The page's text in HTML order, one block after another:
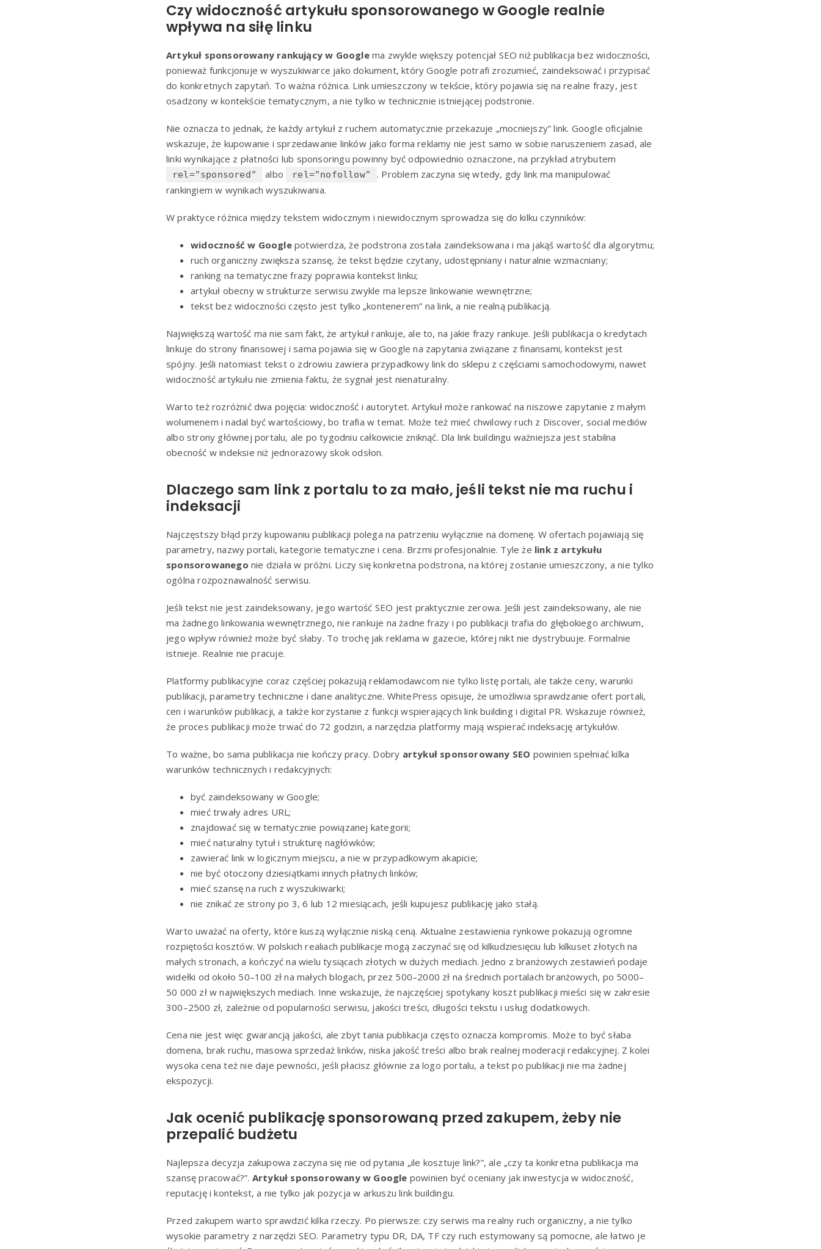
Czy widoczność artykułu sponsorowanego w Google realnie
wpływa na siłę linku
Artykuł sponsorowany rankujący w Googlema zwykle większy potencjał SEO niż publikacja bez widoczności,
ponieważ funkcjonuje w wyszukiwarce jako dokument, który Google potrafi zrozumieć, zaindeksować i przypisać
do konkretnych zapytań. To ważna różnica. Link umieszczony w tekście, który pojawia się na realne frazy, jest
osadzony w kontekście tematycznym, a nie tylko w technicznie istniejącej podstronie.
Nie oznacza to jednak, że każdy artykuł z ruchem automatycznie przekazuje „mocniejszy” link. Google oficjalnie
wskazuje, że kupowanie i sprzedawanie linków jako forma reklamy nie jest samo w sobie naruszeniem zasad, ale
linki wynikające z płatności lub sponsoringu powinny być odpowiednio oznaczone, na przykład atrybutem
rel="sponsored" albo rel="nofollow"
. Problem zaczyna się wtedy, gdy link ma manipulować
rankingiem w wynikach wyszukiwania.
W praktyce różnica między tekstem widocznym i niewidocznym sprowadza się do kilku czynników:
widoczność w Googlepotwierdza, że podstrona została zaindeksowana i ma jakąś wartość dla algorytmu;
ruch organiczny zwiększa szansę, że tekst będzie czytany, udostępniany i naturalnie wzmacniany;
ranking na tematyczne frazy poprawia kontekst linku;
artykuł obecny w strukturze serwisu zwykle ma lepsze linkowanie wewnętrzne;
tekst bez widoczności często jest tylko „kontenerem” na link, a nie realną publikacją.
Największą wartość ma nie sam fakt, że artykuł rankuje, ale to, na jakie frazy rankuje. Jeśli publikacja o kredytach
linkuje do strony finansowej i sama pojawia się w Google na zapytania związane z finansami, kontekst jest
spójny. Jeśli natomiast tekst o zdrowiu zawiera przypadkowy link do sklepu z częściami samochodowymi, nawet
widoczność artykułu nie zmienia faktu, że sygnał jest nienaturalny.
Warto też rozróżnić dwa pojęcia: widoczność i autorytet. Artykuł może rankować na niszowe zapytanie z małym
wolumenem i nadal być wartościowy, bo trafia w temat. Może też mieć chwilowy ruch z Discover, social mediów
albo strony głównej portalu, ale po tygodniu całkowicie zniknąć. Dla link buildingu ważniejsza jest stabilna
obecność w indeksie niż jednorazowy skok odsłon.
Dlaczego sam link z portalu to za mało, jeśli tekst nie ma ruchu i
indeksacji
Najczęstszy błąd przy kupowaniu publikacji polega na patrzeniu wyłącznie na domenę. W ofertach pojawiają się
parametry, nazwy portali, kategorie tematyczne i cena. Brzmi profesjonalnie. Tyle że link z artykułu
sponsorowanego nie działa w próżni. Liczy się konkretna podstrona, na której zostanie umieszczony, a nie tylko
ogólna rozpoznawalność serwisu.
Jeśli tekst nie jest zaindeksowany, jego wartość SEO jest praktycznie zerowa. Jeśli jest zaindeksowany, ale nie
ma żadnego linkowania wewnętrznego, nie rankuje na żadne frazy i po publikacji trafia do głębokiego archiwum,
jego wpływ również może być słaby. To trochę jak reklama w gazecie, której nikt nie dystrybuuje. Formalnie
istnieje. Realnie nie pracuje.
Platformy publikacyjne coraz częściej pokazują reklamodawcom nie tylko listę portali, ale także ceny, warunki
publikacji, parametry techniczne i dane analityczne. WhitePress opisuje, że umożliwia sprawdzanie ofert portali,
cen i warunków publikacji, a także korzystanie z funkcji wspierających link building i digital PR. Wskazuje również,
że proces publikacji może trwać do 72 godzin, a narzędzia platformy mają wspierać indeksację artykułów.
To ważne, bo sama publikacja nie kończy pracy. Dobry artykuł sponsorowany SEO powinien spełniać kilka
warunków technicznych i redakcyjnych:
być zaindeksowany w Google;
mieć trwały adres URL;
znajdować się w tematycznie powiązanej kategorii;
mieć naturalny tytuł i strukturę nagłówków;
zawierać link w logicznym miejscu, a nie w przypadkowym akapicie;
nie być otoczony dziesiątkami innych płatnych linków;
mieć szansę na ruch z wyszukiwarki;
nie znikać ze strony po 3, 6 lub 12 miesiącach, jeśli kupujesz publikację jako stałą.
Warto uważać na oferty, które kuszą wyłącznie niską ceną. Aktualne zestawienia rynkowe pokazują ogromne
rozpiętości kosztów. W polskich realiach publikacje mogą zaczynać się od kilkudziesięciu lub kilkuset złotych na
małych stronach, a kończyć na wielu tysiącach złotych w dużych mediach. Jedno z branżowych zestawień podaje
widełki od około 50–100 zł na małych blogach, przez 500–2000 zł na średnich portalach branżowych, po 5000–
50 000 zł w największych mediach. Inne wskazuje, że najczęściej spotykany koszt publikacji mieści się w zakresie
300–2500 zł, zależnie od popularności serwisu, jakości treści, długości tekstu i usług dodatkowych.
Cena nie jest więc gwarancją jakości, ale zbyt tania publikacja często oznacza kompromis. Może to być słaba
domena, brak ruchu, masowa sprzedaż linków, niska jakość treści albo brak realnej moderacji redakcyjnej. Z kolei
wysoka cena też nie daje pewności, jeśli płacisz głównie za logo portalu, a tekst po publikacji nie ma żadnej
ekspozycji.
Jak ocenić publikację sponsorowaną przed zakupem, żeby nie
przepalić budżetu
Najlepsza decyzja zakupowa zaczyna się nie od pytania „ile kosztuje link?”, ale „czy ta konkretna publikacja ma
szansę pracować?”. Artykuł sponsorowany w Google powinien być oceniany jak inwestycja w widoczność,
reputację i kontekst, a nie tylko jak pozycja w arkuszu link buildingu.
Przed zakupem warto sprawdzić kilka rzeczy. Po pierwsze: czy serwis ma realny ruch organiczny, a nie tylko
wysokie parametry z narzędzi SEO. Parametry typu DR, DA, TF czy ruch estymowany są pomocne, ale łatwo je